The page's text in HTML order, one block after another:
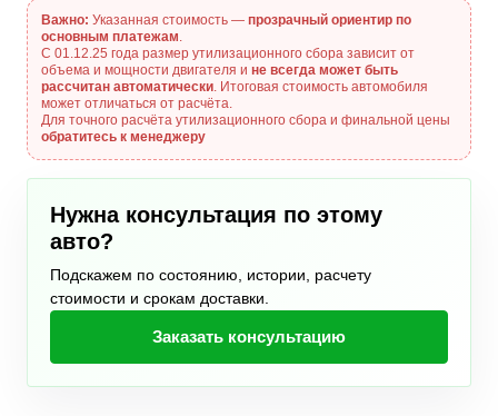
Важно: Указанная стоимость — прозрачный ориентир по
основным платежам.
С 01.12.25 года размер утилизационного сбора зависит от
объема и мощности двигателя и не всегда может быть
рассчитан автоматически. Итоговая стоимость автомобиля
может отличаться от расчёта.
Для точного расчёта утилизационного сбора и финальной цены
обратитесь к менеджеру
Нужна консультация по этому
авто?
Подскажем по состоянию, истории, расчету
стоимости и срокам доставки.
Заказать консультацию